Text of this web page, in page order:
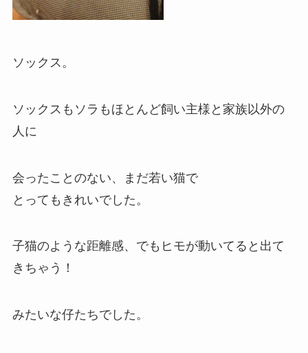
ソックス。
ソックスもソラもほとんど飼い主様と家族以外の
人に
会ったことのない、まだ若い猫で
とってもきれいでした。
子猫のような距離感、でもヒモが動いてると出て
きちゃう！
みたいな仔たちでした。